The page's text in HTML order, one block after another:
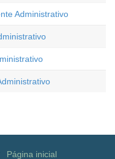
Administrativo
Página inicial